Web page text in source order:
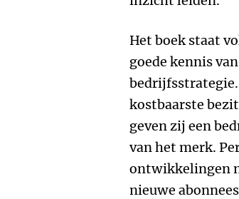
Het boek staat
goede kennis
kostbaarste
geven zij een
van het merk.
ontwikkelingen
nieuwe